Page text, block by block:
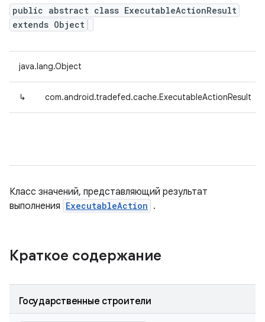
public abstract class ExecutableActionResult
extends Object
java.lang.Object
↳ com.android.tradefed.cache.ExecutableActionResult
Класс значений, представляющий результат
выполнения ExecutableAction .
Краткое содержание
Государственные строители